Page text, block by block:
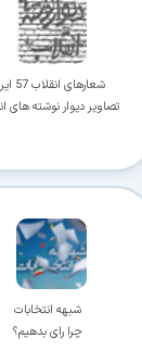
شعارهای انقلاب 57 ایران
تصاویر دیوار نوشته های
شبهه انتخابات
چرا رای بدهیم؟